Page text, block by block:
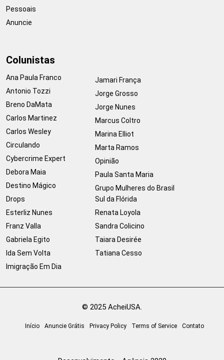
Pessoais
Anuncie
Colunistas
Ana Paula Franco
Antonio Tozzi
Breno DaMata
Carlos Martinez
Carlos Wesley
Circulando
Cybercrime Expert
Debora Maia
Destino Mágico
Drops
Esterliz Nunes
Franz Valla
Gabriela Egito
Ida Sem Volta
Imigração Em Dia
Jamari França
Jorge Grosso
Jorge Nunes
Marcus Coltro
Marina Elliot
Marta Ramos
Opinião
Paula Santa Maria
Grupo Mulheres do Brasil
Sul da Flórida
Renata Loyola
Sandra Colicino
Taiara Desirée
Tatiana Cesso
© 2025 AcheiUSA.
Início Anuncie Grátis Privacy Policy Terms of Service Contato